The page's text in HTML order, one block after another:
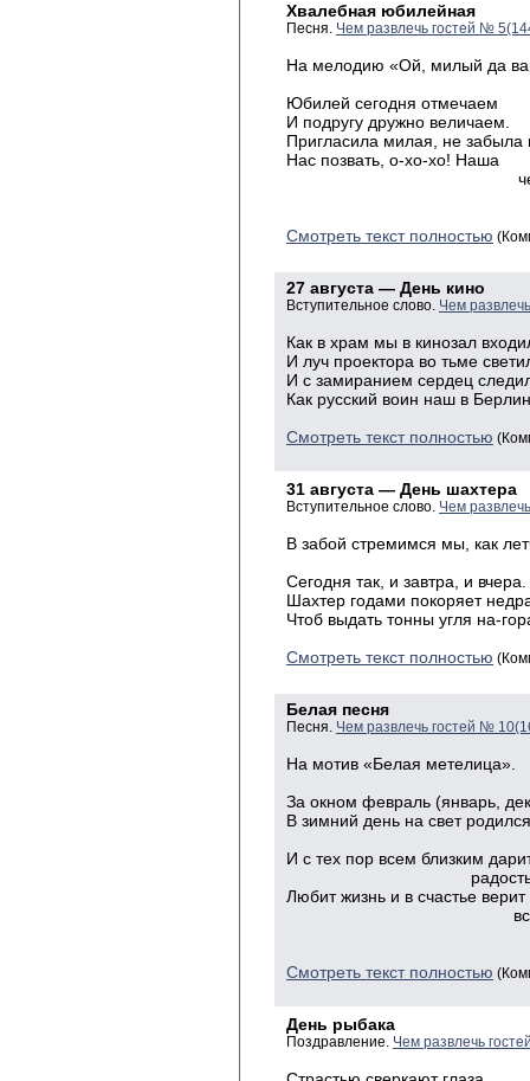
Хвалебная юбилейная
Песня. Чем развлечь гостей №
На мелодию «Ой, милый да
Юбилей сегодня отмечаем
И подругу дружно величаем.
Пригласила милая, не забыла
Нас позвать, о-хо-хо! Наша
Смотреть текст полностью
27 августа — День кино
Вступительное слово. Чем
Как в храм мы в кинозал
И луч проектора во тьме
И с замиранием сердец
Как русский воин наш в
Смотреть текст полностью
31 августа — День шахтера
Вступительное слово. Чем
В забой стремимся мы, как
Сегодня так, и завтра, и вчера.
Шахтер годами покоряет
Чтоб выдать тонны угля на-
Смотреть текст полностью
Белая песня
Песня. Чем развлечь гостей №
На мотив «Белая метелица».
За окном февраль (январь,
В зимний день на свет
И с тех пор всем близким
радость и
Любит жизнь и в счастье
всем
Смотреть текст полностью
День рыбака
Поздравление. Чем развлечь